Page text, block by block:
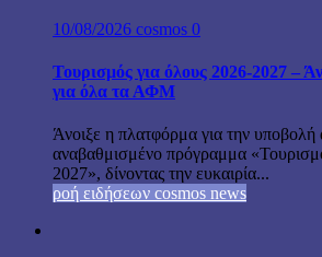
10/08/2026 cosmos 0
Τουρισμός για όλους 2026-2027 –
για όλα τα ΑΦΜ
Άνοιξε η πλατφόρμα για την υποβολή
αναβαθμισμένο πρόγραμμα
2027», δίνοντας την ευκαιρία...
ροή ειδήσεων cosmos news